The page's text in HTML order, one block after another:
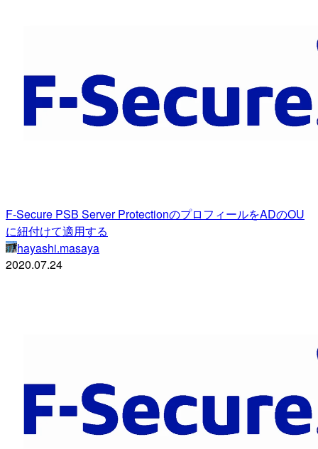
F-Secure PSB Server ProtectionのプロフィールをADのOU
に紐付けて適用する
hayashi.masaya
2020.07.24